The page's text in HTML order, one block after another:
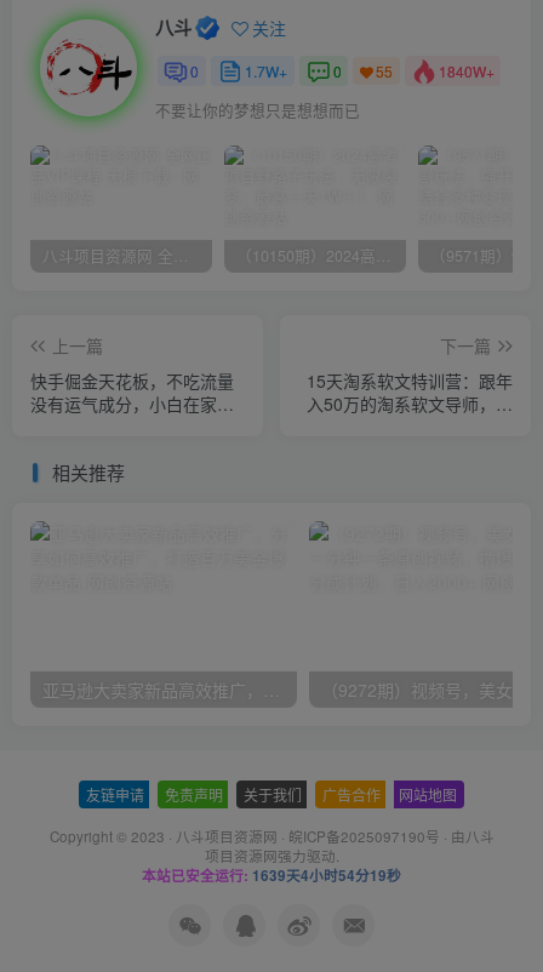
八斗 关注
0 1.7W+ 0 55 1840W+
不要让你的梦想只是想想而已
八斗项目资源网 全网正品VIP课程 无损下载~ （10150期）2024高考项目野路子玩法，无限裂变，最高一天1W＋！
上一篇
快手倔金天花板，不吃流量
没有运气成分，小白在家月
下一篇
15天淘系软文特训营：跟年
入50万的淘系软文导师，学
相关推荐
亚马逊大卖家新品高效推广，分享如何高效推广，打造百万美金爆款单品
友链申请 免责声明 关于我们 广告合作 网站地图
Copyright © 2023 · 八斗项目资源网 · 皖ICP备2025097190号 · 由八斗
项目资源网强力驱动.
本站已安全运行: 1639天4小时54分19秒